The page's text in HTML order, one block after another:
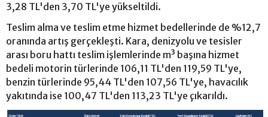
3,28 TL'den 3,70 TL'ye yükseltildi.
Teslim alma ve teslim etme hizmet bedellerinde de %12,7
oranında artış gerçekleşti. Kara, denizyolu ve tesisler
arası boru hattı teslim işlemlerinde m³ başına hizmet
bedeli motorin türlerinde 106,11 TL'den 119,59 TL'ye,
benzin türlerinde 95,44 TL'den 107,56 TL'ye, havacılık
yakıtında ise 100,47 TL'den 113,23 TL'ye çıkarıldı.